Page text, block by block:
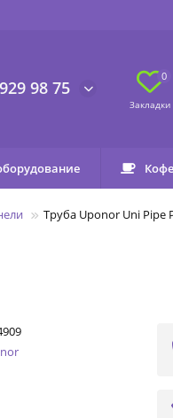
98 75
0
Труба Uponor Uni Pipe